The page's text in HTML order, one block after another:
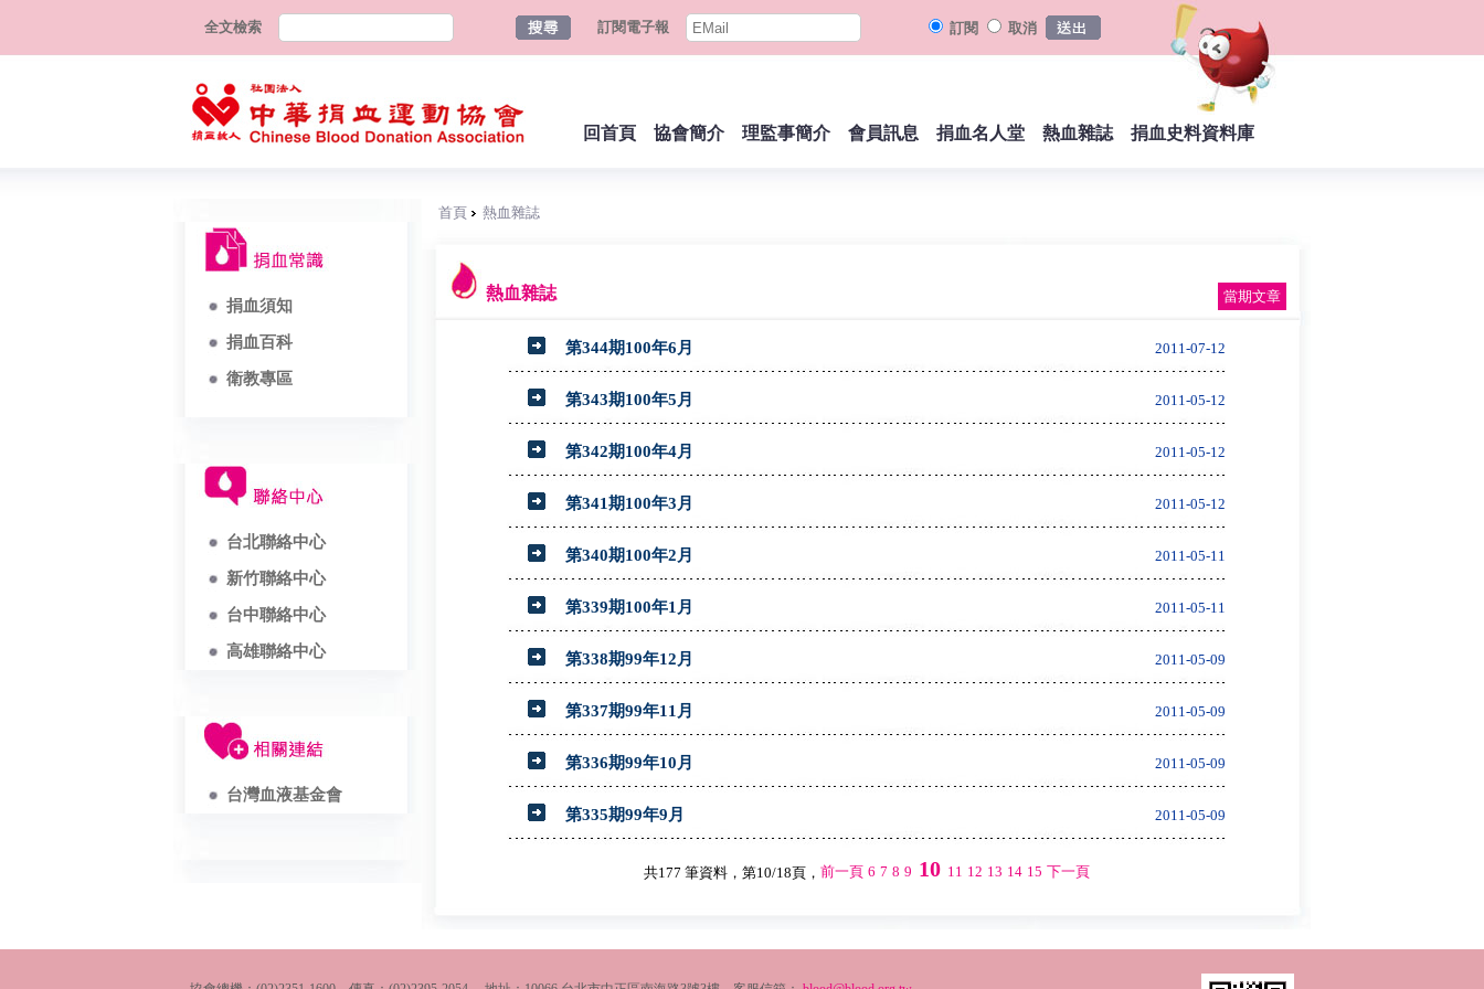
全文檢索 訂閱電子報 訂閱 取消
回首頁 協會簡介 理監事簡介 會員訊息 捐血名人堂 熱血雜誌 捐血史料資料庫
捐血須知
捐血百科
衛教專區
台北聯絡中心
新竹聯絡中心
台中聯絡中心
高雄聯絡中心
台灣血液基金會
首頁 熱血雜誌
熱血雜誌 當期文章
第344期100年6月 2011-07-12
第343期100年5月 2011-05-12
第342期100年4月 2011-05-12
第341期100年3月 2011-05-12
第340期100年2月 2011-05-11
第339期100年1月 2011-05-11
第338期99年12月 2011-05-09
第337期99年11月 2011-05-09
第336期99年10月 2011-05-09
第335期99年9月 2011-05-09
共177 筆資料，第10/18頁， 前一頁 6 7 8 9 10 11 12 13 14 15 下一頁